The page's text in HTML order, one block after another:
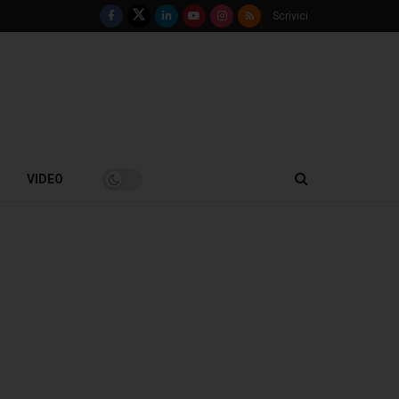
Scrivici
VIDEO